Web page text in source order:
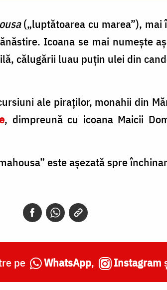
(„luptătoarea cu marea”),
Icoana se mai numeşte
călugării luau puţin ulei din
ale piraţilor, monahii din
, dimpreună cu icoana Maicii
este aşezată spre
pe WhatsApp, Instagram